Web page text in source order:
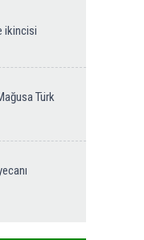
ikincisi
Türk